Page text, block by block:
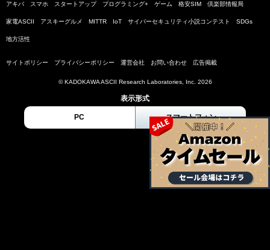
アキバ スマホ スタートアップ プログラミング+ ゲーム 格安SIM 倶楽部情報局
家電ASCII アスキーグルメ MITTR IoT サイバーセキュリティ小説コンテスト SDGs
地方活性
サイトポリシー プライバシーポリシー 運営会社 お問い合わせ 広告掲載
© KADOKAWA ASCII Research Laboratories, Inc. 2026
表示形式
PC スマートフォン